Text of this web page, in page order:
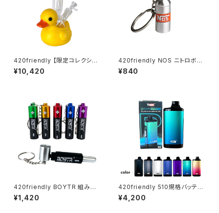
420friendly 【限定コレクショ
ン】Yellow Rubber Duck Gla
ss Bong / イエロー ラバーダッ
¥10,420
420friendly NOS ニトロボン
ベ型 キーホルダー(収納ケース)
¥840
420friendly BOYTR 組み替
え式シークレットパイプ キーホ
ルダー
¥1,420
420friendly 510規格バッテリ
ー Yocan ZIVA PRO|タッチ式
OLED搭載 ステルスバッテリー
¥4,200